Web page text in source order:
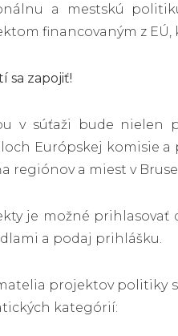
a mestskú
financovaným z
sa zapojiť!
v súťaži bude nielen
Európskej komisie a
regiónov a miest v
je možné prihlasovať
a podaj prihlášku.
projektov politiky
kategórií: